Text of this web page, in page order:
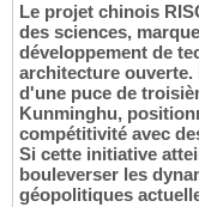
Le projet chinois
des sciences,
développement de
architecture ouverte.
d'une puce de
Kunminghu,
compétitivité avec
Si cette initiative
bouleverser les
géopolitiques